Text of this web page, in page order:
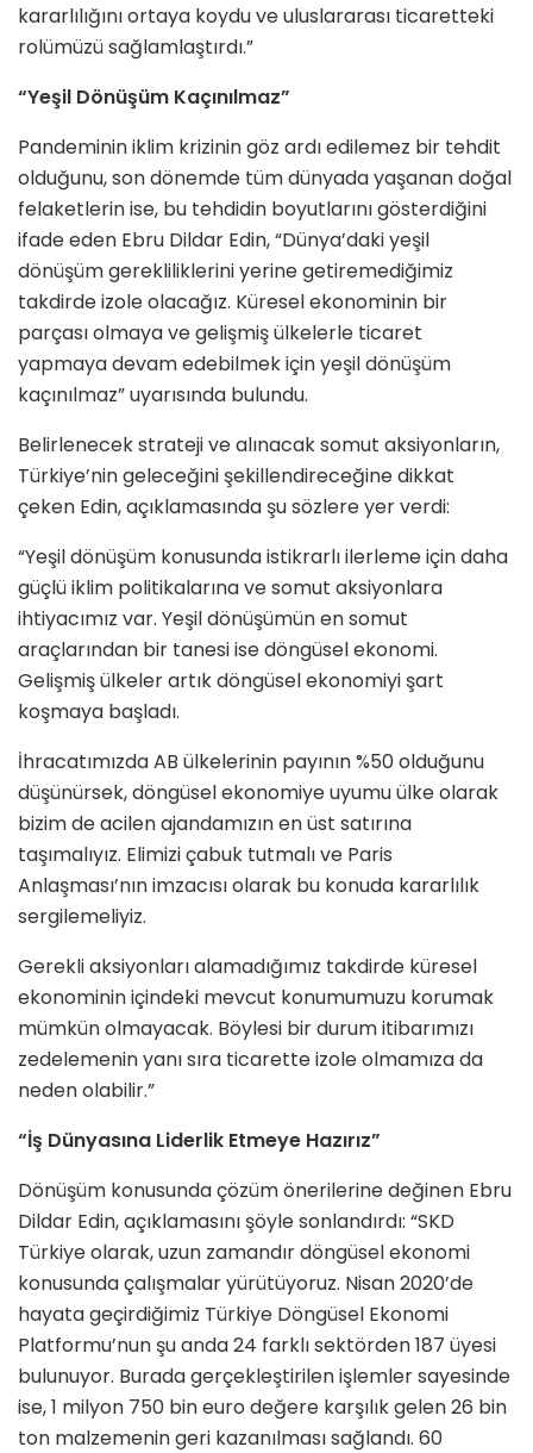
kararlılığını ortaya koydu ve uluslararası ticaretteki
rolümüzü sağlamlaştırdı.”
“Yeşil Dönüşüm Kaçınılmaz”
Pandeminin iklim krizinin göz ardı edilemez bir tehdit
olduğunu, son dönemde tüm dünyada yaşanan doğal
felaketlerin ise, bu tehdidin boyutlarını gösterdiğini
ifade eden Ebru Dildar Edin, “Dünya’daki yeşil
dönüşüm gerekliliklerini yerine getiremediğimiz
takdirde izole olacağız. Küresel ekonominin bir
parçası olmaya ve gelişmiş ülkelerle ticaret
yapmaya devam edebilmek için yeşil dönüşüm
kaçınılmaz” uyarısında bulundu.
Belirlenecek strateji ve alınacak somut aksiyonların,
Türkiye’nin geleceğini şekillendireceğine dikkat
çeken Edin, açıklamasında şu sözlere yer verdi:
“Yeşil dönüşüm konusunda istikrarlı ilerleme için daha
güçlü iklim politikalarına ve somut aksiyonlara
ihtiyacımız var. Yeşil dönüşümün en somut
araçlarından bir tanesi ise döngüsel ekonomi.
Gelişmiş ülkeler artık döngüsel ekonomiyi şart
koşmaya başladı.
İhracatımızda AB ülkelerinin payının %50 olduğunu
düşünürsek, döngüsel ekonomiye uyumu ülke olarak
bizim de acilen ajandamızın en üst satırına
taşımalıyız. Elimizi çabuk tutmalı ve Paris
Anlaşması’nın imzacısı olarak bu konuda kararlılık
sergilemeliyiz.
Gerekli aksiyonları alamadığımız takdirde küresel
ekonominin içindeki mevcut konumumuzu korumak
mümkün olmayacak. Böylesi bir durum itibarımızı
zedelemenin yanı sıra ticarette izole olmamıza da
neden olabilir.”
“İş Dünyasına Liderlik Etmeye Hazırız”
Dönüşüm konusunda çözüm önerilerine değinen Ebru
Dildar Edin, açıklamasını şöyle sonlandırdı: “SKD
Türkiye olarak, uzun zamandır döngüsel ekonomi
konusunda çalışmalar yürütüyoruz. Nisan 2020’de
hayata geçirdiğimiz Türkiye Döngüsel Ekonomi
Platformu’nun şu anda 24 farklı sektörden 187 üyesi
bulunuyor. Burada gerçekleştirilen işlemler sayesinde
ise, 1 milyon 750 bin euro değere karşılık gelen 26 bin
ton malzemenin geri kazanılması sağlandı. 60